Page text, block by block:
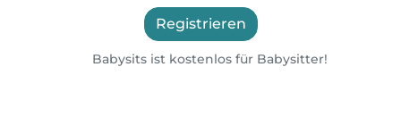
Registrieren
Babysits ist kostenlos für Babysitter!